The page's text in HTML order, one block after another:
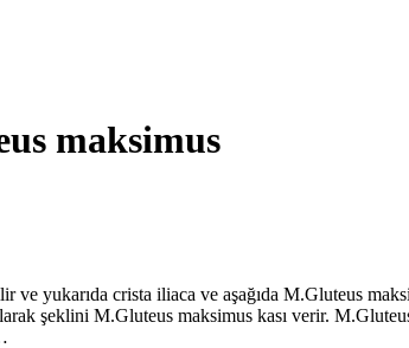
maksimus
yukarıda crista iliaca ve aşağıda M.Gluteus
şeklini M.Gluteus maksimus kası verir.